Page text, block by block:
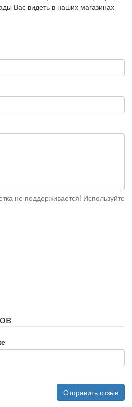
Вас видеть в наших магазинах
не поддерживается! Используйте
Отправить отзыв